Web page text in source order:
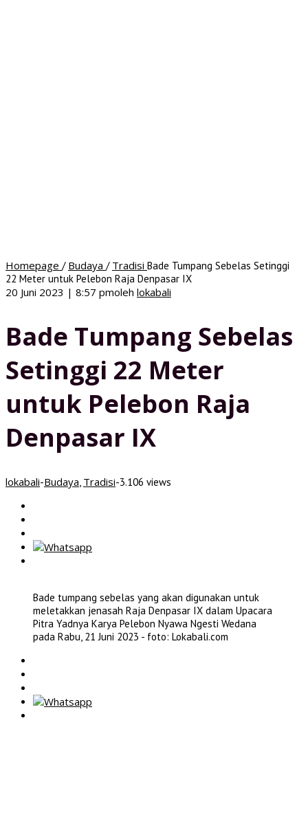
Homepage / Budaya / Tradisi Bade Tumpang Sebelas Setinggi
22 Meter untuk Pelebon Raja Denpasar IX
20 Juni 2023 | 8:57 pmoleh lokabali
Bade Tumpang Sebelas
Setinggi 22 Meter
untuk Pelebon Raja
Denpasar IX
lokabali-Budaya Tradisi-3.106 views
Bade tumpang sebelas yang akan digunakan untuk
meletakkan jenasah Raja Denpasar IX dalam Upacara
Pitra Yadnya Karya Pelebon Nyawa Ngesti Wedana
pada Rabu, 21 Juni 2023 - foto: Lokabali.com